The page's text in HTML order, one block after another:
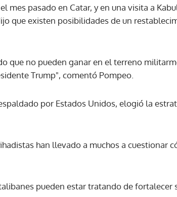
mes pasado en Catar, y en una visita a
que existen posibilidades de un
que no pueden ganar en el terreno
Trump", comentó Pompeo.
por Estados Unidos, elogió la
han llevado a muchos a cuestionar
pueden estar tratando de fortalecer